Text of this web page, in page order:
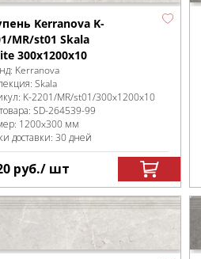
Kerranova K-
MR/st01 Skala
300x1200x10
Kerranova
Skala
K-2201/MR/st01/300x1200x10
SD-264539-99
1200x300 мм
доставки: 30 дней
руб./ шт